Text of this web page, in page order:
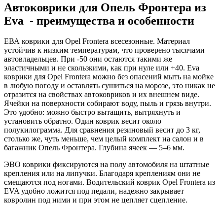
Автоковрики для Опель Фронтера из
Eva - преимущества и особенности
ЕВА коврики для Opel Frontera всесезонные. Материал
устойчив к низким температурам, что проверено тысячами
автовладельцев. При -50 они остаются такими же
эластичными и не скользкими, как при нуле или +40. Eva
коврики для Opel Frontera можно без опасений мыть на мойке
в любую погоду и оставлять сушиться на морозе, это никак не
отразится на свойствах автоковриков и их внешнем виде.
Ячейки на поверхности собирают воду, пыль и грязь внутри.
Это удобно: можно быстро вытащить, вытряхнуть и
установить обратно. Один коврик весит около
полукилограмма. Для сравнения резиновый весит до 3 кг,
столько же, чуть меньше, чем целый комплект на салон и в
багажник Опель Фронтера. Глубина ячеек — 5–6 мм.
ЭВО коврики фиксируются на полу автомобиля на штатные
крепления или на липучки. Благодаря креплениям они не
смещаются под ногами. Водительский коврик Opel Frontera из
EVA удобно ложится под педали, надежно закрывает
ковролин под ними и при этом не цепляет сцепление.